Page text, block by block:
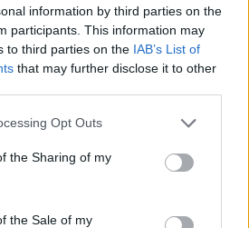
information by third parties on the
participants. This information may
to third parties on the IAB’s List of
that may further disclose it to other
app uses one or more Google
usage behaviour. You may click to
Google and its third-party tags to
specified purposes in below Google
Opt Outs
the Sharing of my
the Sale of my
számították,
a poszterek, CD-k, a darabbal
után járó pénzeket,
illetve a licenszdíjakat sem.
jelenleg tíz feldolgozása fut a
közt New Yorkban,
egy társulat Észak-
vele.